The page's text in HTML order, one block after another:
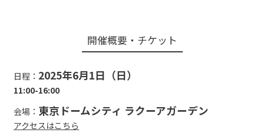
開催概要・チケット
日程： 2025年6月1日（日）
11:00-16:00
会場： 東京ドームシティ ラクーアガーデン
アクセスはこちら